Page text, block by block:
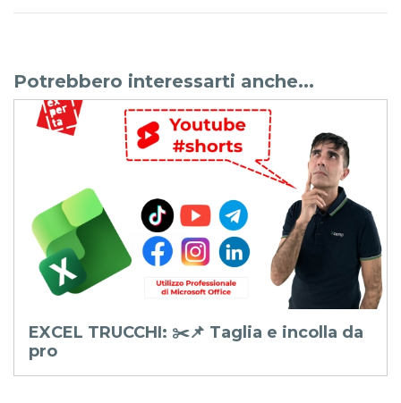
Potrebbero interessarti anche...
EXCEL - AVATAR Q&A: 52 🤫 Funzione